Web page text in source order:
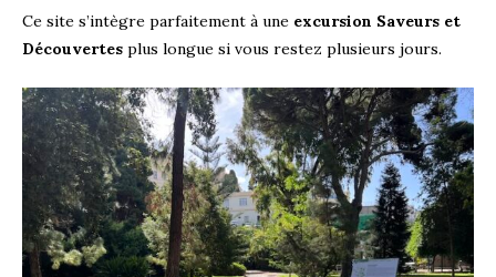
Ce site s’intègre parfaitement à une excursion Saveurs et
Découvertes plus longue si vous restez plusieurs jours.